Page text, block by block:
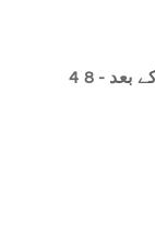
4 چمچ روزانہ - 2 صبح 2 شام ناشتے یا کھانے کے بعد - 8